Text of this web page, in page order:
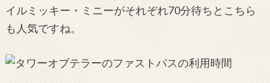
イルミッキー・ミニーがそれぞれ70分待ちとこちら
も人気ですね。